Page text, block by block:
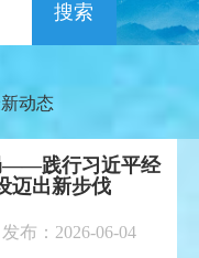
搜索
动态
——践行习近平经
迈出新步伐
发布：2026-06-04